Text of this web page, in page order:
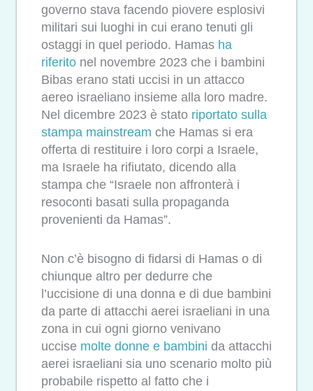
governo stava facendo piovere esplosivi
militari sui luoghi in cui erano tenuti gli
ostaggi in quel periodo. Hamas ha
riferito nel novembre 2023 che i bambini
Bibas erano stati uccisi in un attacco
aereo israeliano insieme alla loro madre.
Nel dicembre 2023 è stato riportato sulla
stampa mainstream che Hamas si era
offerta di restituire i loro corpi a Israele,
ma Israele ha rifiutato, dicendo alla
stampa che “Israele non affronterà i
resoconti basati sulla propaganda
provenienti da Hamas”.
Non c’è bisogno di fidarsi di Hamas o di
chiunque altro per dedurre che
l’uccisione di una donna e di due bambini
da parte di attacchi aerei israeliani in una
zona in cui ogni giorno venivano
uccise molte donne e bambini da attacchi
aerei israeliani sia uno scenario molto più
probabile rispetto al fatto che i